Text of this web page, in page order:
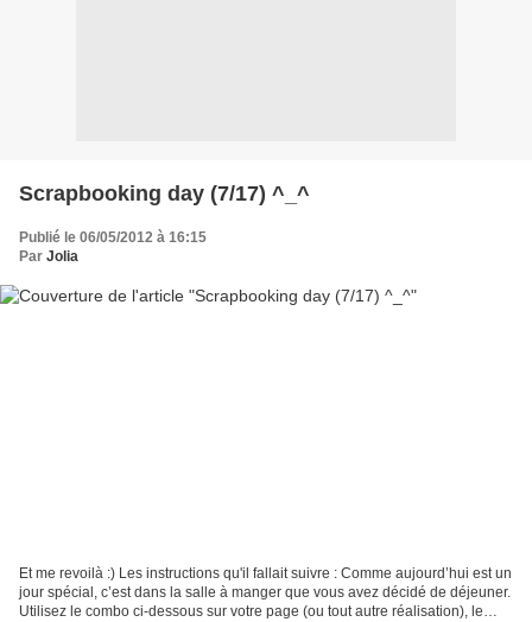
Scrapbooking day (7/17) ^_^
Publié le 06/05/2012 à 16:15
Par Jolia
Et me revoilà :) Les instructions qu'il fallait suivre : Comme aujourd’hui est un
jour spécial, c’est dans la salle à manger que vous avez décidé de déjeuner.
Utilisez le combo ci-dessous sur votre page (ou tout autre réalisation), le